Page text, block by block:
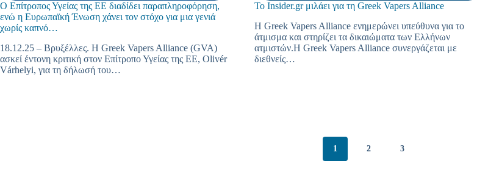
Ο Επίτροπος Υγείας της ΕΕ διαδίδει παραπληροφόρηση,
ενώ η Ευρωπαϊκή Ένωση χάνει τον στόχο για μια γενιά
χωρίς καπνό…
18.12.25 – Βρυξέλλες. Η Greek Vapers Alliance (GVA)
ασκεί έντονη κριτική στον Επίτροπο Υγείας της ΕΕ, Olivér
Várhelyi, για τη δήλωσή του…
Το Insider.gr μιλάει για τη Greek Vapers Alliance
Η Greek Vapers Alliance ενημερώνει υπεύθυνα για το
άτμισμα και στηρίζει τα δικαιώματα των Ελλήνων
ατμιστών.Η Greek Vapers Alliance συνεργάζεται με
διεθνείς…
1 2 3